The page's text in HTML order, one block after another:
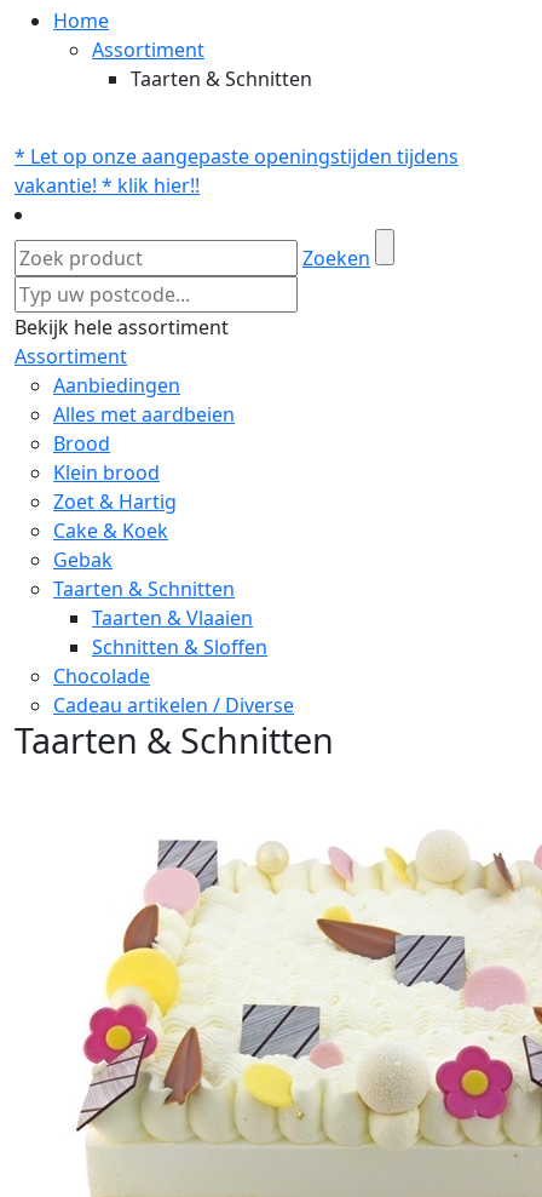
Home
Assortiment
Taarten & Schnitten
* Let op onze aangepaste openingstijden tijdens
vakantie! * klik hier!!
Zoeken
Bekijk hele assortiment
Assortiment
Aanbiedingen
Alles met aardbeien
Brood
Klein brood
Zoet & Hartig
Cake & Koek
Gebak
Taarten & Schnitten
Taarten & Vlaaien
Schnitten & Sloffen
Chocolade
Cadeau artikelen / Diverse
Taarten & Schnitten